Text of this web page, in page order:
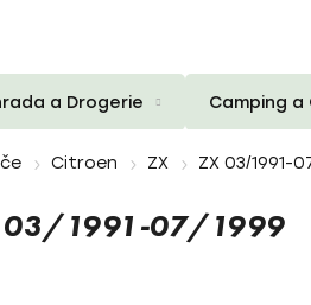
a Drogerie Camping
Citroen ZX ZX 03/1991-
03/1991-07/1999